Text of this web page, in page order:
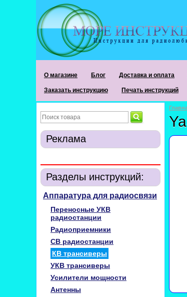
О магазине Блог Доставка и оплата
Заказать инструкцию Печать инструкций
Реклама
Разделы инструкций:
Аппаратура для радиосвязи
Переносные УКВ
радиостанции
Радиоприемники
CB радиостанции
КВ трансиверы
УКВ трансиверы
Усилители мощности
Антенны